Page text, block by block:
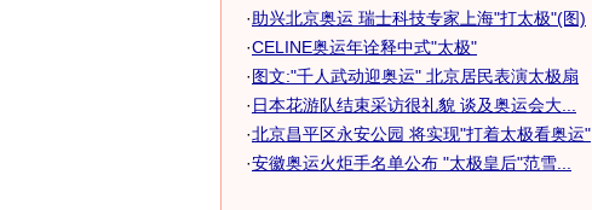
·助兴北京奥运 瑞士科技专家上海"打太极"(图)
·CELINE奥运年诠释中式"太极"
·图文:"千人武动迎奥运" 北京居民表演太极扇
· 日本花游队结束采访很礼貌 谈及奥运会大...
·北京昌平区永安公园 将实现"打着太极看奥运"
·安徽奥运火炬手名单公布 "太极皇后"范雪...